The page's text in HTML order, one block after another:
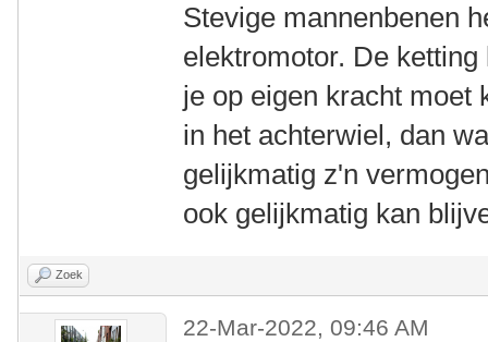
Stevige mannenbenen
elektromotor. De
je op eigen kracht moet
in het achterwiel, dan
gelijkmatig z'n
ook gelijkmatig kan
Zoek
22-Mar-2022, 09:46 AM